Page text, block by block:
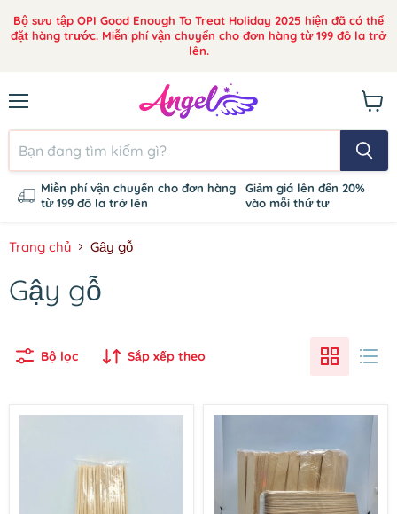
Bộ sưu tập OPI Good Enough To Treat Holiday 2025 hiện đã có thể
đặt hàng trước. Miễn phí vận chuyển cho đơn hàng từ 199 đô la trở
lên.
đơn
Miễn phí vận chuyển cho đơn hàng
từ 199 đô la trở lên
Giảm giá lên đến 20%
vào mỗi thứ tư
giỏ
hàng
Trang chủ Gậy gỗ
Gậy gỗ
Bộ lọc Sắp xếp theo